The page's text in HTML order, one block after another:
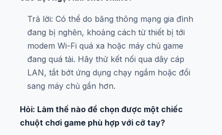
Trả lời: Có thể do băng thông mạng gia đình
đang bị nghẽn, khoảng cách từ thiết bị tới
modem Wi-Fi quá xa hoặc máy chủ game
đang quá tải. Hãy thử kết nối qua dây cáp
LAN, tắt bớt ứng dụng chạy ngầm hoặc đổi
sang máy chủ gần hơn.
Hỏi: Làm thế nào để chọn được một chiếc
chuột chơi game phù hợp với cỡ tay?